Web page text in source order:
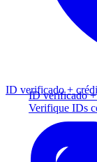
ID verificado
Verifique IDs
ID verificado +